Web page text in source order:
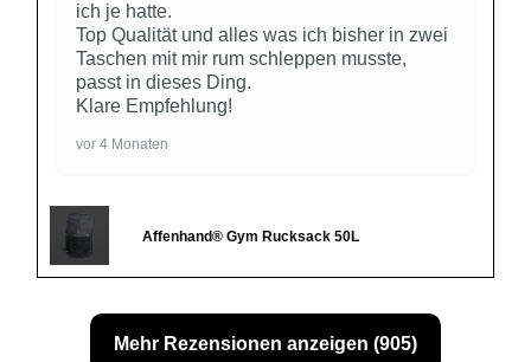
ich je hatte.
Top Qualität und alles was ich bisher in zwei
Taschen mit mir rum schleppen musste,
passt in dieses Ding.
Klare Empfehlung!
vor 4 Monaten
Affenhand® Gym Rucksack 50L
Mehr Rezensionen anzeigen (905)